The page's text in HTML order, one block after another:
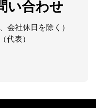
い合わせ
会社休日を除く）
代表）